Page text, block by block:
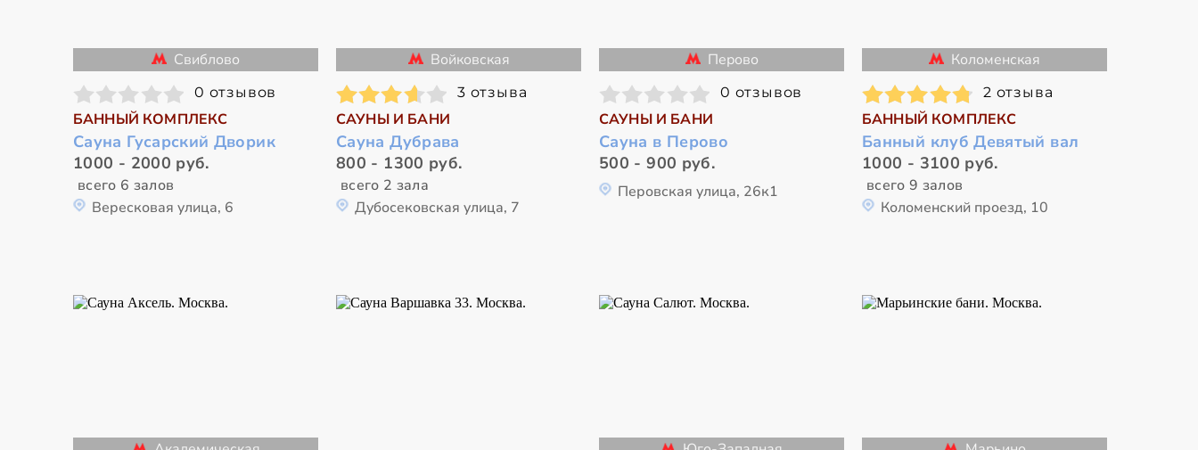
Свиблово
0 отзывов
БАННЫЙ КОМПЛЕКС
Сауна Гусарский Дворик
1000 - 2000 руб.
всего 6 залов
Вересковая улица, 6
Войковская
3 отзыва
САУНЫ И БАНИ
Сауна Дубрава
800 - 1300 руб.
всего 2 зала
Дубосековская улица, 7
Перово
0 отзывов
САУНЫ И БАНИ
Сауна в Перово
500 - 900 руб.
Перовская улица, 26к1
Коломенская
2 отзыва
БАННЫЙ КОМПЛЕКС
Банный клуб Девятый вал
1000 - 3100 руб.
всего 9 залов
Коломенский проезд, 10